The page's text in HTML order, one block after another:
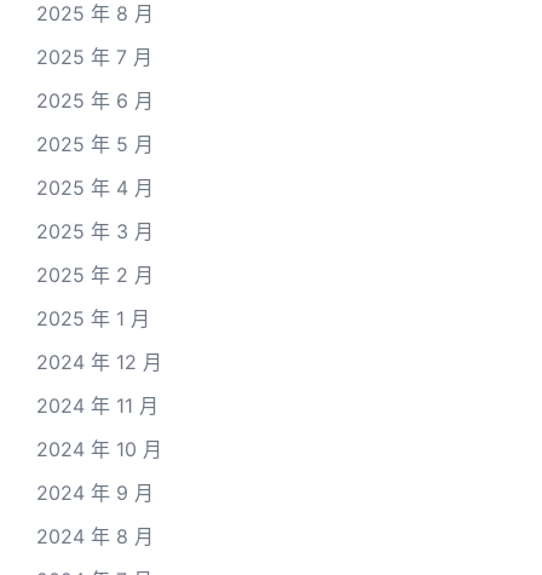
2025 年 8 月
2025 年 7 月
2025 年 6 月
2025 年 5 月
2025 年 4 月
2025 年 3 月
2025 年 2 月
2025 年 1 月
2024 年 12 月
2024 年 11 月
2024 年 10 月
2024 年 9 月
2024 年 8 月